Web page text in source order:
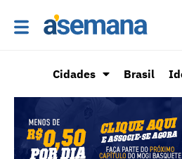
Cidades Brasil